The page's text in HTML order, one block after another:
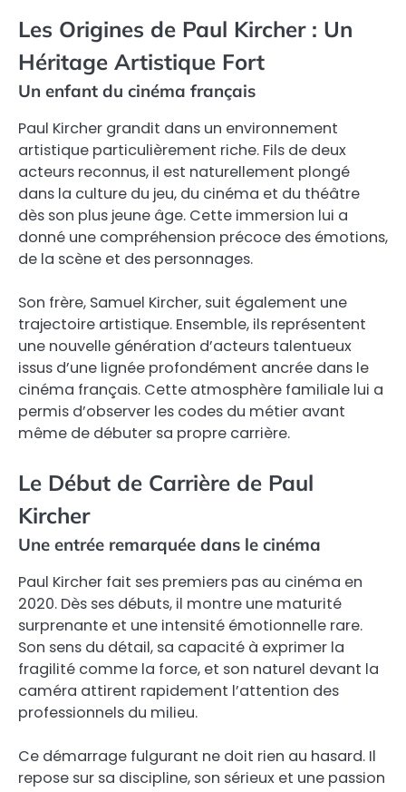
Les Origines de Paul Kircher : Un
Héritage Artistique Fort
Un enfant du cinéma français
Paul Kircher grandit dans un environnement
artistique particulièrement riche. Fils de deux
acteurs reconnus, il est naturellement plongé
dans la culture du jeu, du cinéma et du théâtre
dès son plus jeune âge. Cette immersion lui a
donné une compréhension précoce des émotions,
de la scène et des personnages.
Son frère, Samuel Kircher, suit également une
trajectoire artistique. Ensemble, ils représentent
une nouvelle génération d’acteurs talentueux
issus d’une lignée profondément ancrée dans le
cinéma français. Cette atmosphère familiale lui a
permis d’observer les codes du métier avant
même de débuter sa propre carrière.
Le Début de Carrière de Paul
Kircher
Une entrée remarquée dans le cinéma
Paul Kircher fait ses premiers pas au cinéma en
2020. Dès ses débuts, il montre une maturité
surprenante et une intensité émotionnelle rare.
Son sens du détail, sa capacité à exprimer la
fragilité comme la force, et son naturel devant la
caméra attirent rapidement l’attention des
professionnels du milieu.
Ce démarrage fulgurant ne doit rien au hasard. Il
repose sur sa discipline, son sérieux et une passion